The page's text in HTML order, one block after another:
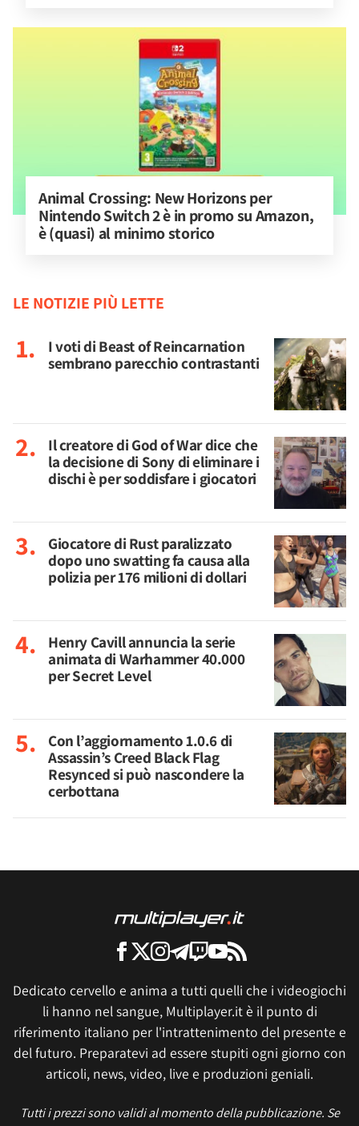
Animal Crossing: New Horizons per
Nintendo Switch 2 è in promo su Amazon,
è (quasi) al minimo storico
LE NOTIZIE PIÙ LETTE
I voti di Beast of Reincarnation
sembrano parecchio contrastanti
Il creatore di God of War dice che
la decisione di Sony di eliminare i
dischi è per soddisfare i giocatori
Giocatore di Rust paralizzato
dopo uno swatting fa causa alla
polizia per 176 milioni di dollari
Henry Cavill annuncia la serie
animata di Warhammer 40.000
per Secret Level
Con l’aggiornamento 1.0.6 di
Assassin’s Creed Black Flag
Resynced si può nascondere la
cerbottana
Dedicato cervello e anima a tutti quelli che i videogiochi
li hanno nel sangue, Multiplayer.it è il punto di
riferimento italiano per l'intrattenimento del presente e
del futuro. Preparatevi ad essere stupiti ogni giorno con
articoli, news, video, live e produzioni geniali.
Tutti i prezzi sono validi al momento della pubblicazione. Se